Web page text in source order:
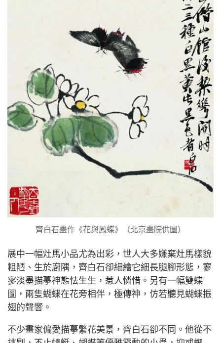
齊白石畫作《花與鳳蝶》（北京畫院供圖）
展中一幅灶馬小品尤為出彩，世人大多嫌棄灶馬樣貌
粗陋、生於廚隅，齊白石卻細繪它細長腿腳形態，寥
寥淡墨描摹神態怯生生，惹人憐惜。另有一幅雙蝶
圖，兩隻蝴蝶在花旁相伴，極傳神，仿若聽見蝴蝶振
翅的聲響。
不少畫家偏愛描摹繁花美景，齊白石卻不同。他從不